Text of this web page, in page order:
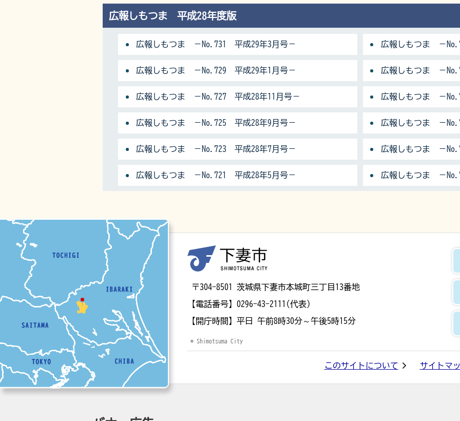
広報しもつま 平成28年度版
広報しもつま －No.731 平成29年3月号－ 広報しもつま －
広報しもつま －No.729 平成29年1月号－ 広報しもつま －
広報しもつま －No.727 平成28年11月号－ 広報しもつま －
広報しもつま －No.725 平成28年9月号－ 広報しもつま －
広報しもつま －No.723 平成28年7月号－ 広報しもつま －
広報しもつま －No.721 平成28年5月号－ 広報しもつま －
〒304-8501 茨城県下妻市本城町三丁目13番地
【電話番号】 0296-43-2111(代表)
【開庁時間】 平日 午前8時30分～午後5時15分
© Shimotsuma City
このサイトについて サイトマ